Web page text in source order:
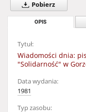
Pobierz
OPIS
Tytuł:
Wiadomości dnia:
"Solidarność" w
Data wydania:
1981
Typ zasobu: